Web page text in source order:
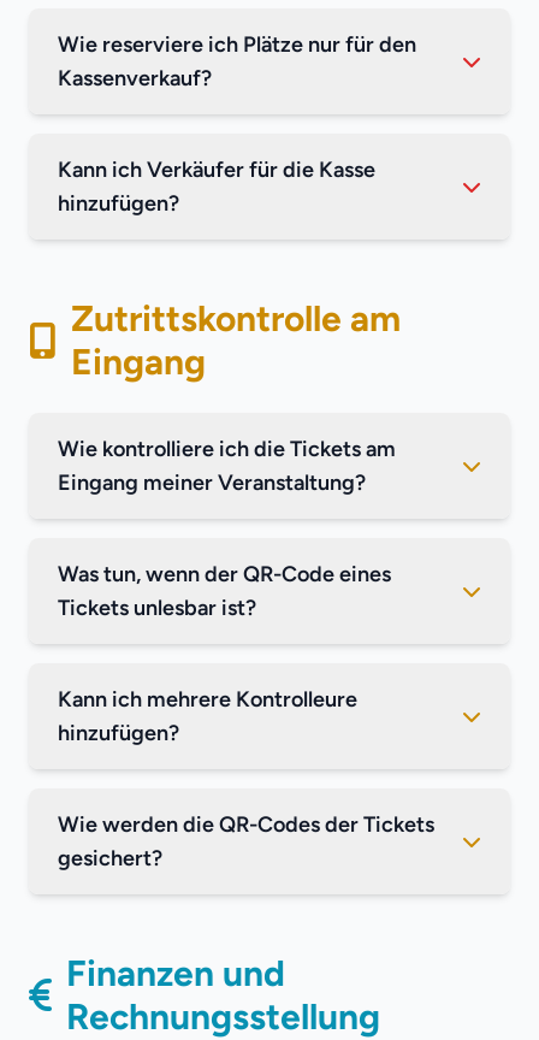
Wie reserviere ich Plätze nur für den
Kassenverkauf?
Kann ich Verkäufer für die Kasse
hinzufügen?
Zutrittskontrolle am
Eingang
Wie kontrolliere ich die Tickets am
Eingang meiner Veranstaltung?
Was tun, wenn der QR-Code eines
Tickets unlesbar ist?
Kann ich mehrere Kontrolleure
hinzufügen?
Wie werden die QR-Codes der Tickets
gesichert?
Finanzen und
Rechnungsstellung